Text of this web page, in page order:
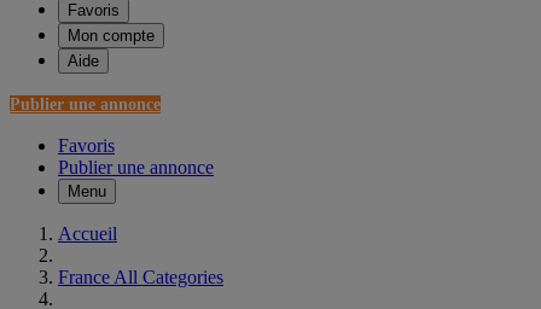
Favoris
Mon compte
Aide
Publier une annonce
Favoris
Publier une annonce
Menu
Accueil
France All Categories